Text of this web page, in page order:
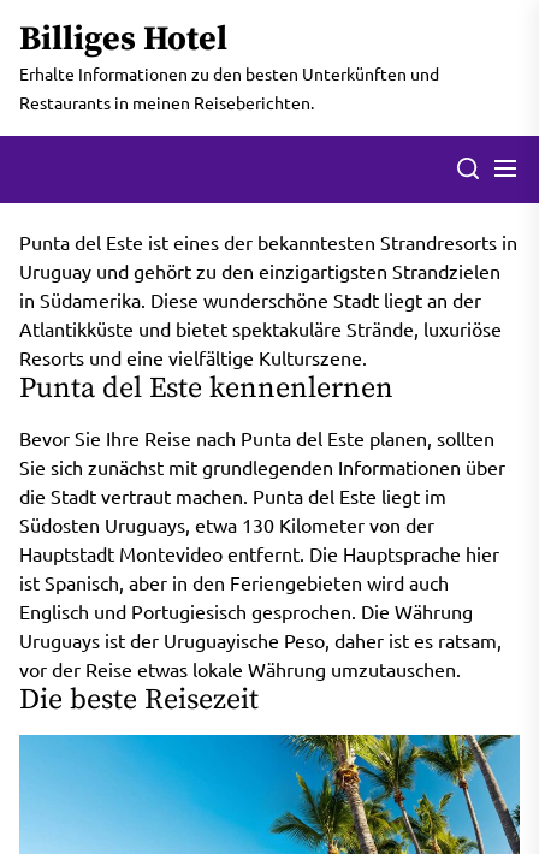
the
content
Billiges Hotel
Erhalte Informationen zu den besten Unterkünften und
Restaurants in meinen Reiseberichten.
Search
Punta del Este ist eines der bekanntesten Strandresorts in
Uruguay und gehört zu den einzigartigsten Strandzielen
in Südamerika. Diese wunderschöne Stadt liegt an der
Atlantikküste und bietet spektakuläre Strände, luxuriöse
Resorts und eine vielfältige Kulturszene.
Punta del Este kennenlernen
Bevor Sie Ihre Reise nach Punta del Este planen, sollten
Sie sich zunächst mit grundlegenden Informationen über
die Stadt vertraut machen. Punta del Este liegt im
Südosten Uruguays, etwa 130 Kilometer von der
Hauptstadt Montevideo entfernt. Die Hauptsprache hier
ist Spanisch, aber in den Feriengebieten wird auch
Englisch und Portugiesisch gesprochen. Die Währung
Uruguays ist der Uruguayische Peso, daher ist es ratsam,
vor der Reise etwas lokale Währung umzutauschen.
Die beste Reisezeit